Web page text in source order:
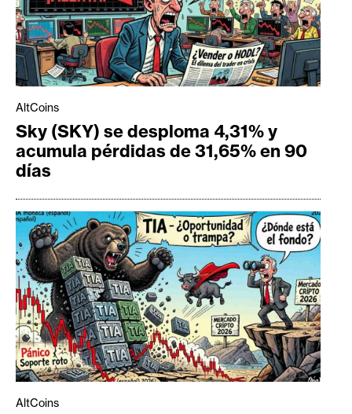
AltCoins
Sky (SKY) se desploma 4,31% y
acumula pérdidas de 31,65% en 90
días
AltCoins